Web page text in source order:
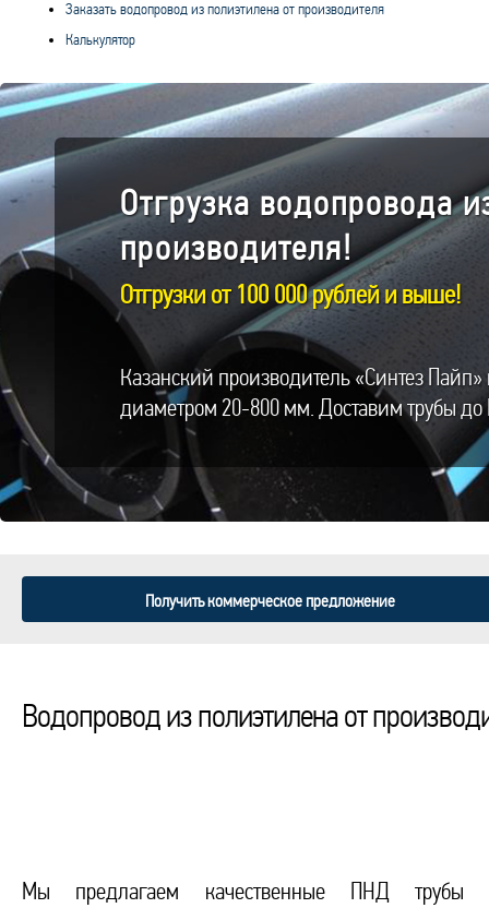
Заказать водопровод из полиэтилена от производителя
Калькулятор
Отгрузка водопровода
производителя!
Отгрузки от 100 000 рублей и выше!
Казанский производитель «Синтез
диаметром 20-800 мм. Доставим трубы до
Получить коммерческое предложение
Водопровод из полиэтилена от
Мы предлагаем качественные ПНД трубы